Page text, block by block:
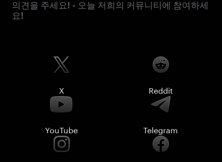
의견을 주세요! - 오늘 저희의 커뮤니티에 참여하세
요!
X Reddit
YouTube Telegram